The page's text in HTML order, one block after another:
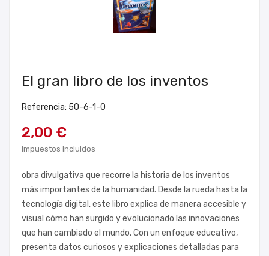
El gran libro de los inventos
Referencia: 50-6-1-0
2,00 €
Impuestos incluidos
obra divulgativa que recorre la historia de los inventos
más importantes de la humanidad. Desde la rueda hasta la
tecnología digital, este libro explica de manera accesible y
visual cómo han surgido y evolucionado las innovaciones
que han cambiado el mundo. Con un enfoque educativo,
presenta datos curiosos y explicaciones detalladas para